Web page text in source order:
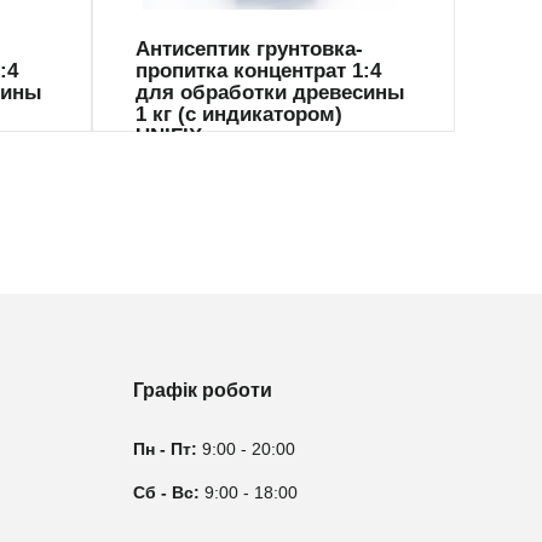
Антисептик грунтовка-
пропитка концентрат 1:4
для обработки древесины
1 кг (с индикатором)
UNIFIX
Графік роботи
Пн - Пт: 9:00 - 20:00
Сб - Вс: 9:00 - 18:00